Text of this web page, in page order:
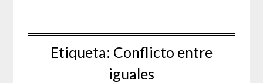
Etiqueta: Conflicto entre
iguales